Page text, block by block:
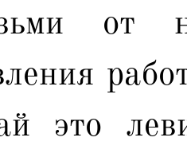
от
это